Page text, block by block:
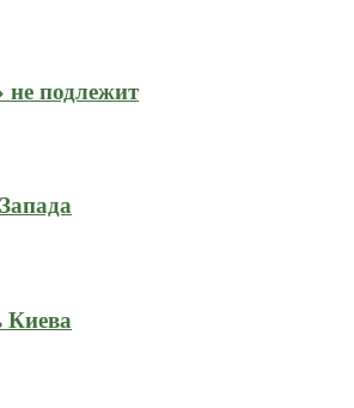
не подлежит
Киева